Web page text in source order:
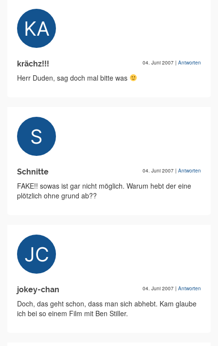
krächz!!! 04. Juni 2007 | Antworten
Herr Duden, sag doch mal bitte was
Schnitte 04. Juni 2007 | Antworten
FAKE!! sowas ist gar nicht möglich. Warum hebt der eine
plötzlich ohne grund ab??
jokey-chan 04. Juni 2007 | Antworten
Doch, das geht schon, dass man sich abhebt. Kam glaube
ich bei so einem Film mit Ben Stiller.